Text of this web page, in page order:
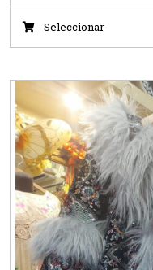
Seleccionar